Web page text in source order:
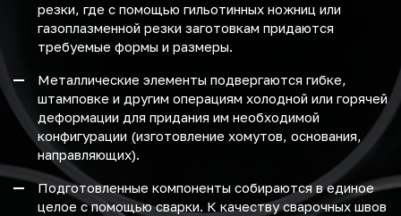
резки, где с помощью гильотинных ножниц или
газоплазменной резки заготовкам придаются
требуемые формы и размеры.
Металлические элементы подвергаются гибке,
штамповке и другим операциям холодной или горячей
деформации для придания им необходимой
конфигурации (изготовление хомутов, основания,
направляющих).
Подготовленные компоненты собираются в единое
целое с помощью сварки. К качеству сварочных швов